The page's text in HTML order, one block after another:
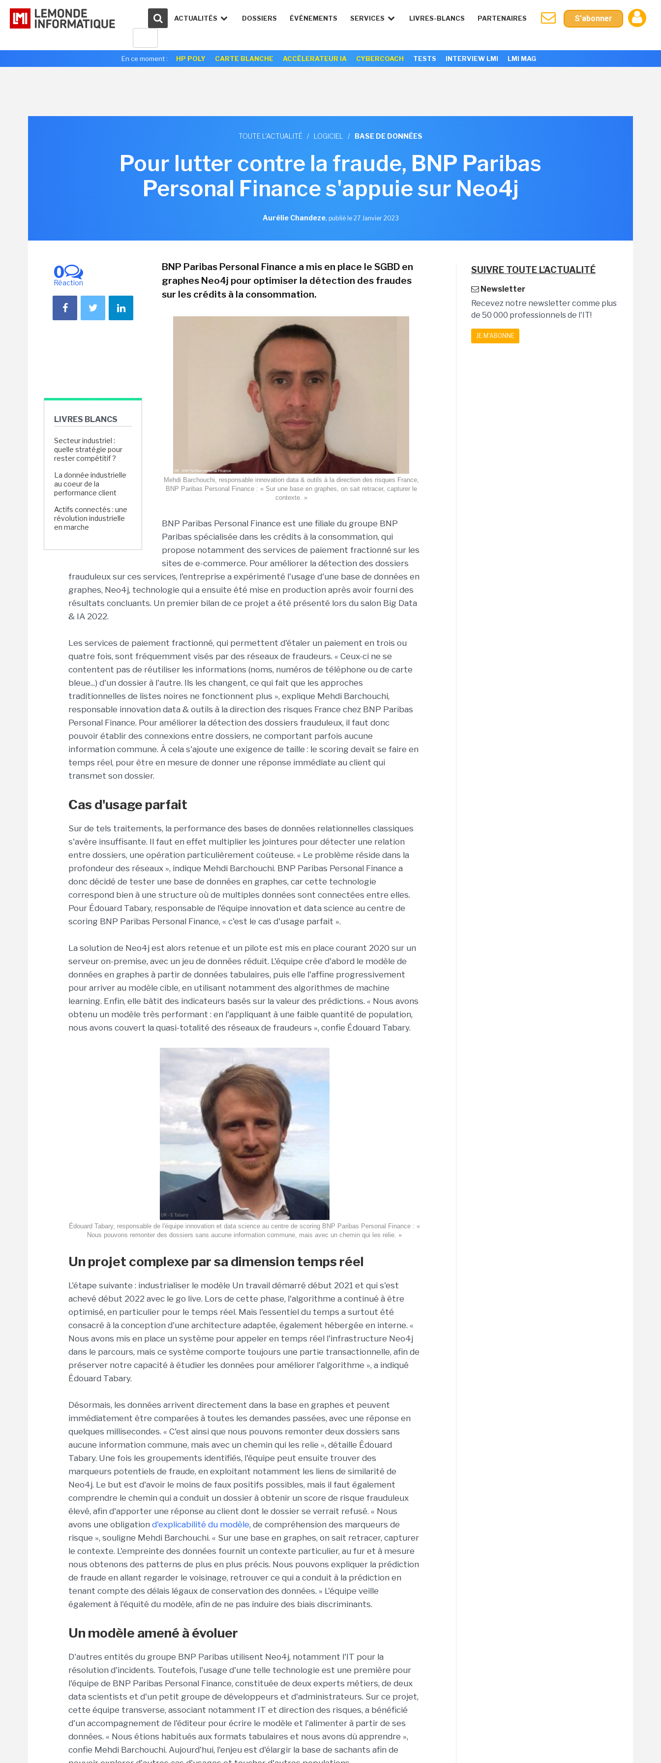
ACTUALITÉS DOSSIERS ÉVÉNEMENTS SERVICES LIVRES-BLANCS PARTENAIRES S'abonner
En ce moment : HP POLY CARTE BLANCHE ACCÉLERATEUR IA CYBERCOACH TESTS INTERVIEW LMI LMI MAG
TOUTE L'ACTUALITÉ / LOGICIEL / BASE DE DONNÉES
Pour lutter contre la fraude, BNP Paribas
Personal Finance s'appuie sur Neo4j
Aurélie Chandeze, publié le 27 Janvier 2023
0
Réaction
LIVRES BLANCS
Secteur industriel :
quelle stratégie pour
rester compétitif ?
La donnée industrielle
au coeur de la
performance client
Actifs connectés : une
révolution industrielle
en marche
BNP Paribas Personal Finance a mis en place le SGBD en
graphes Neo4j pour optimiser la détection des fraudes
sur les crédits à la consommation.
Mehdi Barchouchi, responsable innovation data & outils à la direction des risques France,
BNP Paribas Personal Finance : « Sur une base en graphes, on sait retracer, capturer le
contexte. »
BNP Paribas Personal Finance est une filiale du groupe BNP
Paribas spécialisée dans les crédits à la consommation, qui
propose notamment des services de paiement fractionné sur les
sites de e-commerce. Pour améliorer la détection des dossiers
frauduleux sur ces services, l'entreprise a expérimenté l'usage d'une base de données en
graphes, Neo4j, technologie qui a ensuite été mise en production après avoir fourni des
résultats concluants. Un premier bilan de ce projet a été présenté lors du salon Big Data
& IA 2022.
Les services de paiement fractionné, qui permettent d'étaler un paiement en trois ou
quatre fois, sont fréquemment visés par des réseaux de fraudeurs. « Ceux-ci ne se
contentent pas de réutiliser les informations (noms, numéros de téléphone ou de carte
bleue...) d'un dossier à l'autre. Ils les changent, ce qui fait que les approches
traditionnelles de listes noires ne fonctionnent plus », explique Mehdi Barchouchi,
responsable innovation data & outils à la direction des risques France chez BNP Paribas
Personal Finance. Pour améliorer la détection des dossiers frauduleux, il faut donc
pouvoir établir des connexions entre dossiers, ne comportant parfois aucune
information commune. À cela s'ajoute une exigence de taille : le scoring devait se faire en
temps réel, pour être en mesure de donner une réponse immédiate au client qui
transmet son dossier.
Cas d'usage parfait
Sur de tels traitements, la performance des bases de données relationnelles classiques
s'avère insuffisante. Il faut en effet multiplier les jointures pour détecter une relation
entre dossiers, une opération particulièrement coûteuse. « Le problème réside dans la
profondeur des réseaux », indique Mehdi Barchouchi. BNP Paribas Personal Finance a
donc décidé de tester une base de données en graphes, car cette technologie
correspond bien à une structure où de multiples données sont connectées entre elles.
Pour Édouard Tabary, responsable de l'équipe innovation et data science au centre de
scoring BNP Paribas Personal Finance, « c'est le cas d'usage parfait ».
La solution de Neo4j est alors retenue et un pilote est mis en place courant 2020 sur un
serveur on-premise, avec un jeu de données réduit. L'équipe crée d'abord le modèle de
données en graphes à partir de données tabulaires, puis elle l'affine progressivement
pour arriver au modèle cible, en utilisant notamment des algorithmes de machine
learning. Enfin, elle bâtit des indicateurs basés sur la valeur des prédictions. « Nous avons
obtenu un modèle très performant : en l'appliquant à une faible quantité de population,
nous avons couvert la quasi-totalité des réseaux de fraudeurs », confie Édouard Tabary.
Édouard Tabary, responsable de l'équipe innovation et data science au centre de scoring BNP Paribas Personal Finance : «
Nous pouvons remonter des dossiers sans aucune information commune, mais avec un chemin qui les relie. »
Un projet complexe par sa dimension temps réel
L'étape suivante : industrialiser le modèle Un travail démarré début 2021 et qui s'est
achevé début 2022 avec le go live. Lors de cette phase, l'algorithme a continué à être
optimisé, en particulier pour le temps réel. Mais l'essentiel du temps a surtout été
consacré à la conception d'une architecture adaptée, également hébergée en interne. «
Nous avons mis en place un système pour appeler en temps réel l'infrastructure Neo4j
dans le parcours, mais ce système comporte toujours une partie transactionnelle, afin de
préserver notre capacité à étudier les données pour améliorer l'algorithme », a indiqué
Édouard Tabary.
Désormais, les données arrivent directement dans la base en graphes et peuvent
immédiatement être comparées à toutes les demandes passées, avec une réponse en
quelques millisecondes. « C'est ainsi que nous pouvons remonter deux dossiers sans
aucune information commune, mais avec un chemin qui les relie », détaille Édouard
Tabary. Une fois les groupements identifiés, l'équipe peut ensuite trouver des
marqueurs potentiels de fraude, en exploitant notamment les liens de similarité de
Neo4j. Le but est d'avoir le moins de faux positifs possibles, mais il faut également
comprendre le chemin qui a conduit un dossier à obtenir un score de risque frauduleux
élevé, afin d'apporter une réponse au client dont le dossier se verrait refusé. « Nous
avons une obligation d'explicabilité du modèle, de compréhension des marqueurs de
risque », souligne Mehdi Barchouchi. « Sur une base en graphes, on sait retracer, capturer
le contexte. L'empreinte des données fournit un contexte particulier, au fur et à mesure
nous obtenons des patterns de plus en plus précis. Nous pouvons expliquer la prédiction
de fraude en allant regarder le voisinage, retrouver ce qui a conduit à la prédiction en
tenant compte des délais légaux de conservation des données. » L'équipe veille
également à l'équité du modèle, afin de ne pas induire des biais discriminants.
Un modèle amené à évoluer
D'autres entités du groupe BNP Paribas utilisent Neo4j, notamment l'IT pour la
résolution d'incidents. Toutefois, l'usage d'une telle technologie est une première pour
l'équipe de BNP Paribas Personal Finance, constituée de deux experts métiers, de deux
data scientists et d'un petit groupe de développeurs et d'administrateurs. Sur ce projet,
cette équipe transverse, associant notamment IT et direction des risques, a bénéficié
d'un accompagnement de l'éditeur pour écrire le modèle et l'alimenter à partir de ses
données. « Nous étions habitués aux formats tabulaires et nous avons dû apprendre »,
confie Mehdi Barchouchi. Aujourd'hui, l'enjeu est d'élargir la base de sachants afin de
SUIVRE TOUTE L'ACTUALITÉ
Newsletter
Recevez notre newsletter comme plus
de 50 000 professionnels de l'IT!
JE M'ABONNE